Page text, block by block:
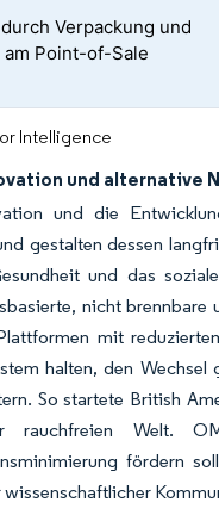
Verpackung und
Point-of-Sale
Intelligence
und alternative
und die
gestalten dessen
und das
nicht brennbare
mit
halten, den
So startete British
rauchfreien Welt.
fördern
wissenschaftlicher